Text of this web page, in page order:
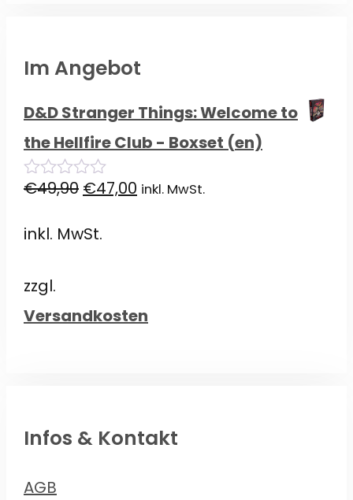
Im Angebot
D&D Stranger Things: Welcome to
the Hellfire Club - Boxset (en)
0
€49,90 Ursprünglicher
€47,00 Aktueller
inkl. MwSt.
inkl. MwSt.
zzgl.
Versandkosten
Infos & Kontakt
AGB